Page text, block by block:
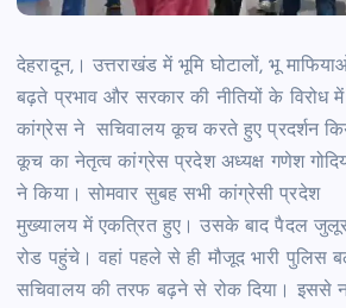
देहरादून,। उत्तराखंड में भूमि घोटालों, भू
बढ़ते प्रभाव और सरकार की नीतियों के विरोध में
कांग्रेस ने सचिवालय कूच करते हुए प्रदर्शन
कूच का नेतृत्व कांग्रेस प्रदेश अध्यक्ष गणेश
ने किया। सोमवार सुबह सभी कांग्रेसी प्रदेश
मुख्यालय में एकत्रित हुए। उसके बाद पैदल
रोड पहुंचे। वहां पहले से ही मौजूद भारी पुलिस
सचिवालय की तरफ बढ़ने से रोक दिया। इससे